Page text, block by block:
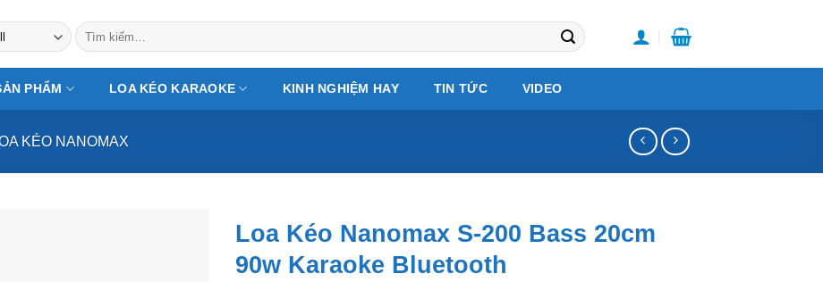
Tìm
kiếm:
PHẨM LOA KÉO KARAOKE KINH NGHIỆM HAY TIN TỨC VIDEO
KÉO NANOMAX
Loa Kéo Nanomax S-200 Bass 20cm
90w Karaoke Bluetooth